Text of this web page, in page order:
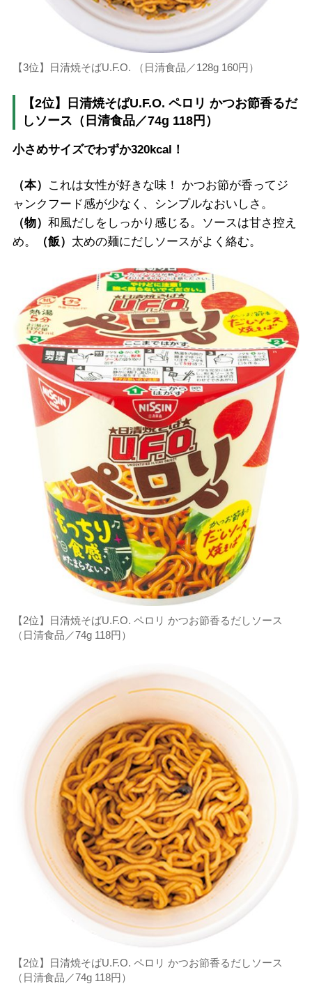
【3位】日清焼そばU.F.O. （日清食品／128g 160円）
【2位】日清焼そばU.F.O. ペロリ かつお節香るだ
しソース（日清食品／74g 118円）
小さめサイズでわずか320kcal！
（本）
これは女性が好きな味！ かつお節が香ってジ
ャンクフード感が少なく、シンプルなおいしさ。
（物） 和風だしをしっかり感じる。ソースは甘さ控え
め。
（飯） 太めの麺にだしソースがよく絡む。
【2位】日清焼そばU.F.O. ペロリ かつお節香るだしソース
（日清食品／74g 118円）
【2位】日清焼そばU.F.O. ペロリ かつお節香るだしソース
（日清食品／74g 118円）